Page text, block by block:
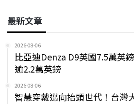
最新文章
2026-08-06
比亞迪Denza D9英國7.5萬英
逾2.2萬英鎊
2026-08-06
智慧穿戴邁向抬頭世代！台灣